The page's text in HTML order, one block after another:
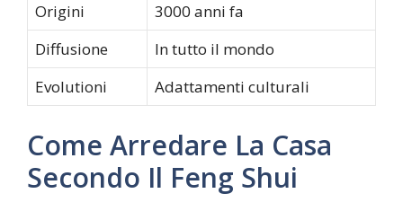
Origini
3000 anni fa
Diffusione
In tutto il mondo
Evolutioni
Adattamenti culturali
Come Arredare La Casa
Secondo Il Feng Shui